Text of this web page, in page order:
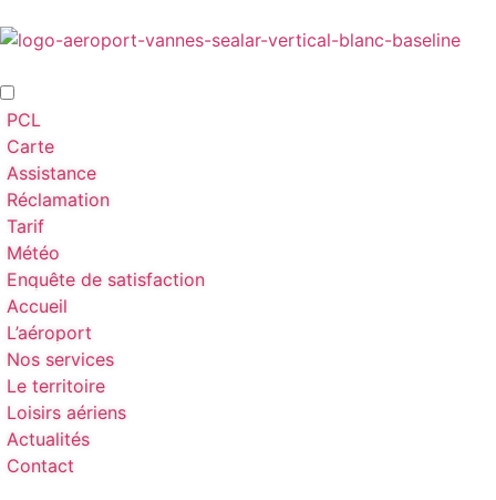
PCL
Carte
Assistance
Réclamation
Tarif
Météo
Enquête de satisfaction
Accueil
L’aéroport
Nos services
Le territoire
Loisirs aériens
Actualités
Contact